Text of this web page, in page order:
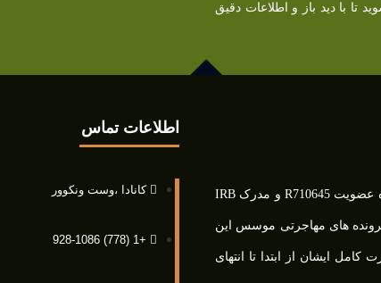
تا با دید باز و اطلاعات دقیق
مهدی میلانی ، عضو رسمی کانون مشاوران مهاجرتی کانادا، با شماره عضویت R710645 و مدرک IRB
از 5 سال سابقه در زمینه پرونده های مهاجرتی موسس این
ایشان از ابتدا تا انتهای
اطلاعات تماس
کانادا ،وست ونکوور
+1 (778) 928-1086